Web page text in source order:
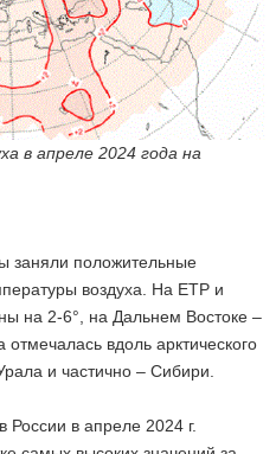
в апреле 2024 года на
заняли положительные
воздуха. На ЕТР и
на 2-6°, на Дальнем Востоке –
вдоль арктического
и частично – Сибири.
России в апреле 2024 г.